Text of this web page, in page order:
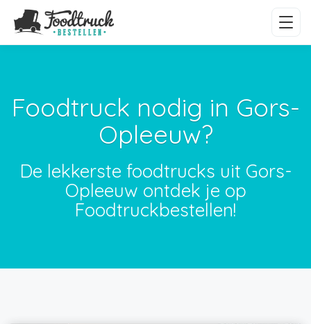
Foodtruck nodig in Gors-
Opleeuw?
De lekkerste foodtrucks uit Gors-
Opleeuw ontdek je op
Foodtruckbestellen!